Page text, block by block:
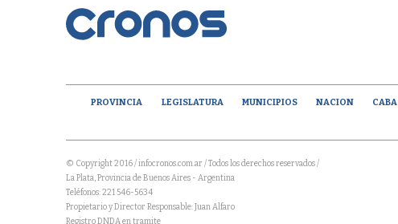
PROVINCIA LEGISLATURA MUNICIPIOS NACION CABA
© Copyright 2016 / infocronos.com.ar / Todos los derechos reservados /
La Plata, Provincia de Buenos Aires - Argentina
Teléfonos: 221 546-5634
Propietario y Director Responsable: Juan Alfaro
Registro DNDA en tramite